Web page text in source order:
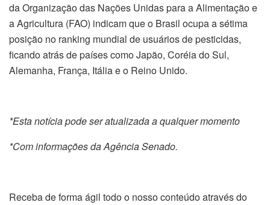
da Organização das Nações Unidas para a Alimentação e
a Agricultura (FAO) indicam que o Brasil ocupa a sétima
posição no ranking mundial de usuários de pesticidas,
ficando atrás de países como Japão, Coréia do Sul,
Alemanha, França, Itália e o Reino Unido.
*Esta notícia pode ser atualizada a qualquer momento
*Com informações da Agência Senado.
Receba de forma ágil todo o nosso conteúdo através do